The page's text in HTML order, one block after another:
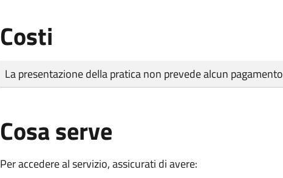
Costi
Tipo di pagamento
Importo
La presentazione della pratica non prevede alcun pagamento
Cosa serve
Per accedere al servizio, assicurati di avere: